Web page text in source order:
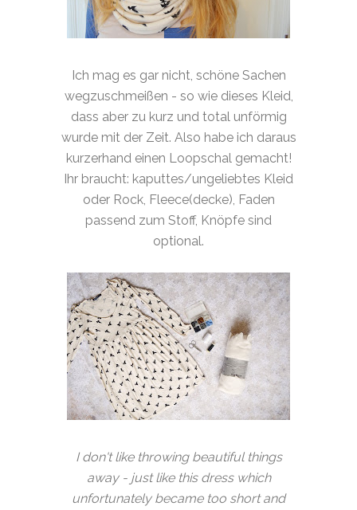
Ich mag es gar nicht, schöne Sachen
wegzuschmeißen - so wie dieses Kleid,
dass aber zu kurz und total unförmig
wurde mit der Zeit. Also habe ich daraus
kurzerhand einen Loopschal gemacht!
Ihr braucht: kaputtes/ungeliebtes Kleid
oder Rock, Fleece(decke), Faden
passend zum Stoff, Knöpfe sind
optional.
I don't like throwing beautiful things
away - just like this dress which
unfortunately became too short and